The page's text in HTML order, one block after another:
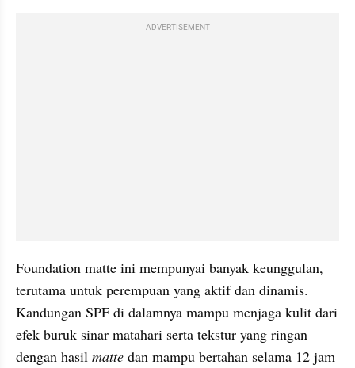
ADVERTISEMENT
Foundation matte ini mempunyai banyak keunggulan,
terutama untuk perempuan yang aktif dan dinamis.
Kandungan SPF di dalamnya mampu menjaga kulit dari
efek buruk sinar matahari serta tekstur yang ringan
dengan hasil matte dan mampu bertahan selama 12 jam